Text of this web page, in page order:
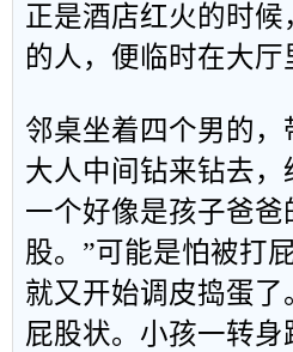
正是酒店红火的时
的人，便临时在大厅
邻桌坐着四个男的
大人中间钻来钻去
一个好像是孩子爸
股。”可能是怕被打
就又开始调皮捣蛋
屁股状。小孩一转